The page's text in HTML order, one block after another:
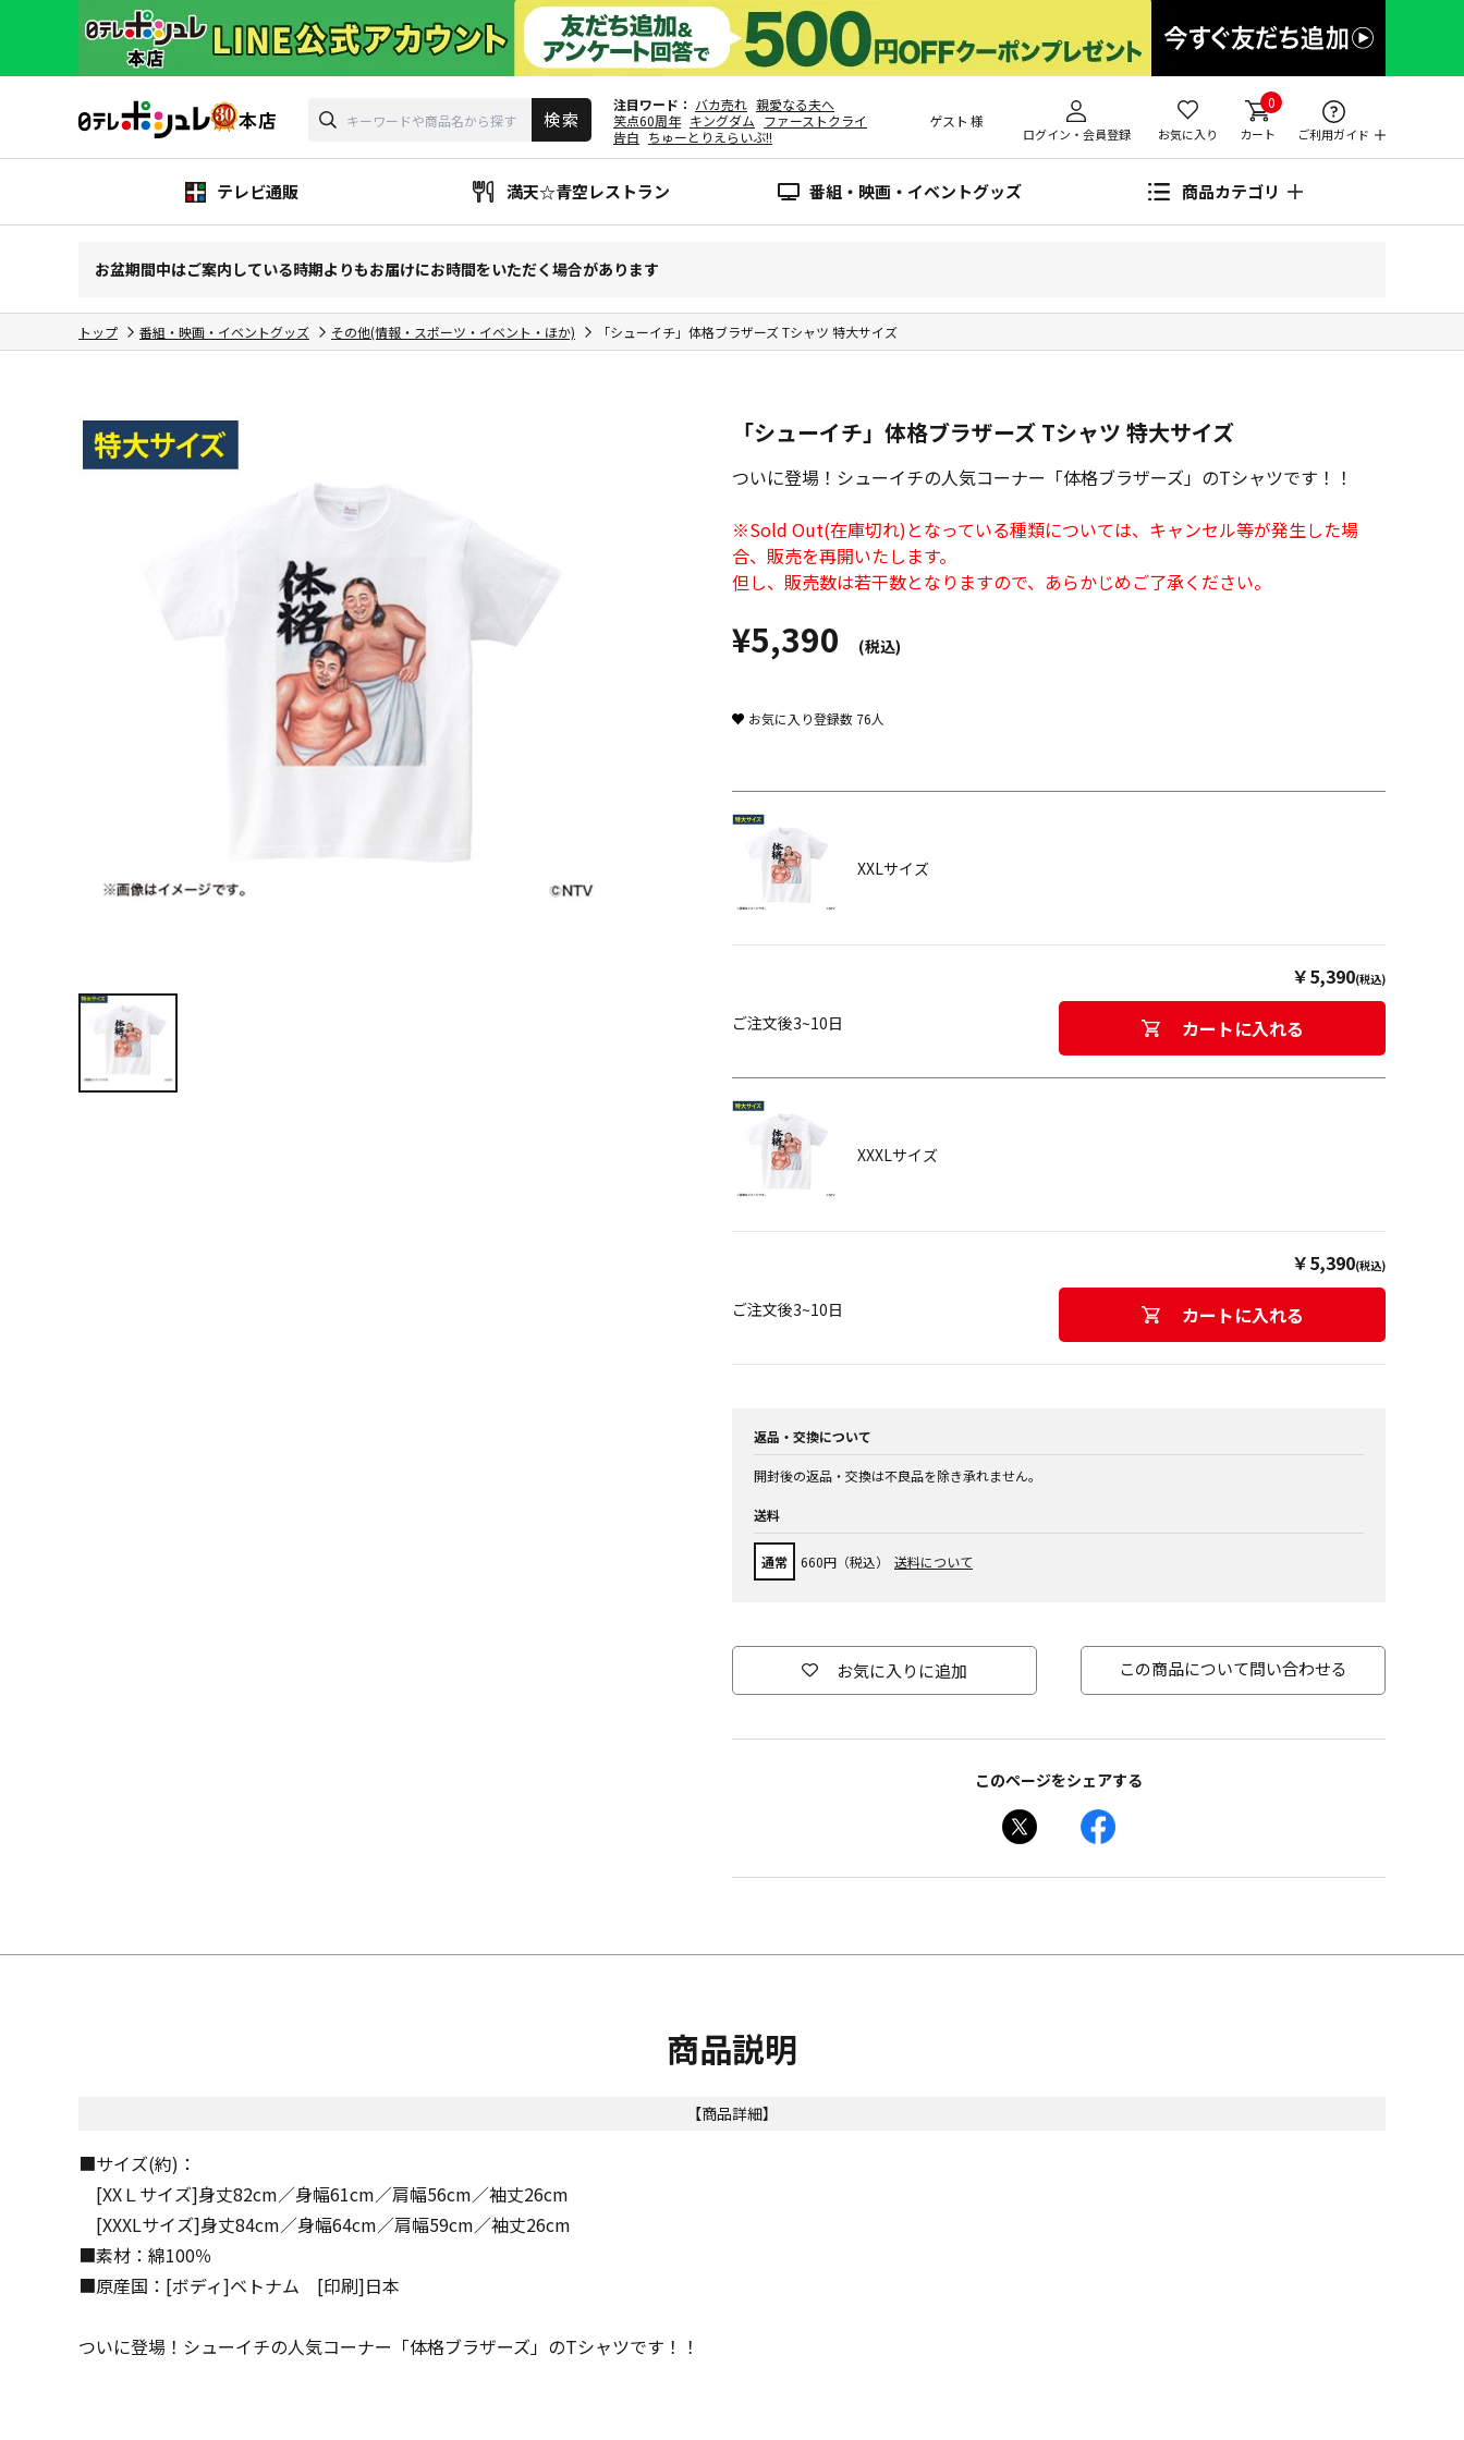
注目ワード バカ売れ 親愛なる夫へ
笑点60周年 キングダム ファーストクライ
告白 ちゅーとりえらいぶ!!
ゲスト 様
ログイン・会員登録 お気に入り
0
カート ご利用ガイド
テレビ通販 満天☆青空レストラン 番組・映画・イベントグッズ 商品カテゴリ
お盆期間中はご案内している時期よりもお届けにお時間をいただく場合があります
トップ 番組・映画・イベントグッズ その他(情報・スポーツ・イベント・ほか) 「シューイチ」体格ブラザーズ Tシャツ 特大サイズ
「シューイチ」体格ブラザーズ Tシャツ 特大サイズ
ついに登場！シューイチの人気コーナー「体格ブラザーズ」のTシャツです！！
※Sold Out(在庫切れ)となっている種類については、キャンセル等が発生した場
合、販売を再開いたします。
但し、販売数は若干数となりますので、あらかじめご了承ください。
¥5,390 (税込)
お気に入り登録数 76人
XXLサイズ
￥5,390(税込)
ご注文後3~10日 カートに入れる
XXXLサイズ
￥5,390(税込)
ご注文後3~10日 カートに入れる
返品・交換について
開封後の返品・交換は不良品を除き承れません。
送料
通常 660円（税込） 送料について
お気に入りに追加 この商品について問い合わせる
このページをシェアする
商品説明
【商品詳細】
■サイズ(約)：
[XXＬサイズ]身丈82cm／身幅61cm／肩幅56cm／袖丈26cm
[XXXLサイズ]身丈84cm／身幅64cm／肩幅59cm／袖丈26cm
■素材：綿100％
■原産国：[ボディ]ベトナム [印刷]日本
ついに登場！シューイチの人気コーナー「体格ブラザーズ」のTシャツです！！